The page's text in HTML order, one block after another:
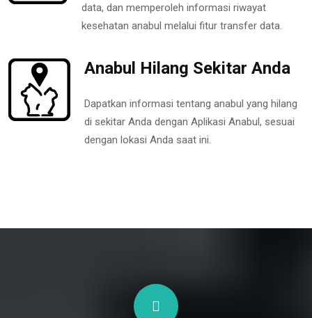
data, dan memperoleh informasi riwayat
kesehatan anabul melalui fitur transfer data.
Anabul Hilang Sekitar Anda
Dapatkan informasi tentang anabul yang hilang
di sekitar Anda dengan Aplikasi Anabul, sesuai
dengan lokasi Anda saat ini.